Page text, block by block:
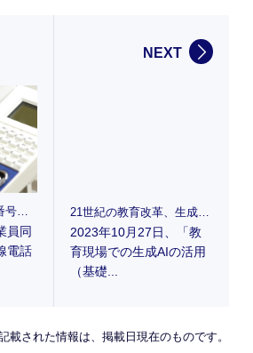
内線電話とは?内線番号の調べ方・かける際のマナーも解説
員同
電話
NEXT
21世紀の教育改革、生成AIと未来の学び｜オンラインセミナーレポート
2023年10月27日、「教
育現場での生成AIの活用
（基礎...
載された情報は、掲載日現在のものです。